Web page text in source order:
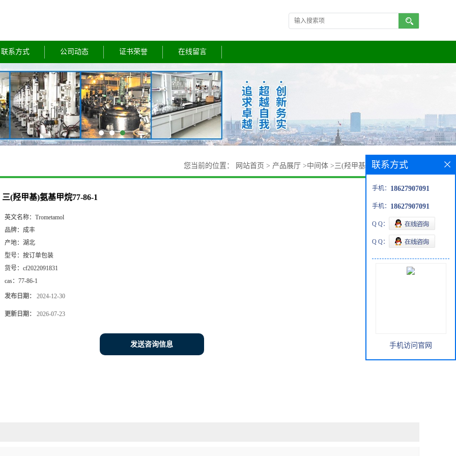
联系方式 公司动态 证书荣誉 在线留言
您当前的位置： 网站首页 > 产品展厅 >中间体 >三(羟甲基)氨基甲烷77-86-1
三(羟甲基)氨基甲烷77-86-1
英文名称： Trometamol
品牌： 成丰
产地： 湖北
型号： 按订单包装
货号： cf2022091831
cas： 77-86-1
发布日期： 2024-12-30
更新日期： 2026-07-23
发送咨询信息
联系方式
手机： 18627907091
手机： 18627907091
Q Q：
Q Q：
手机访问官网